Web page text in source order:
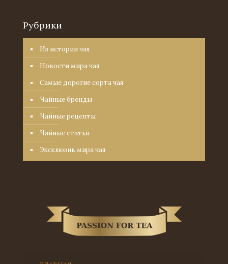
Рубрики
Из истории чая
Новости мира чая
Самые дорогие сорта чая
Чайные бренды
Чайные рецепты
Чайные статьи
Эксклюзив мира чая